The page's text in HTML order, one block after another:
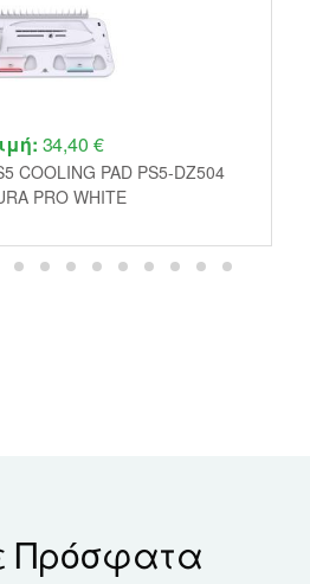
34,40 €
COOLING PAD PS5-DZ504
PRO WHITE
Πρόσφατα